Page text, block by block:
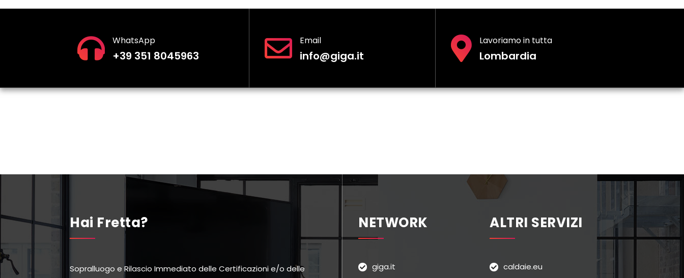
WhatsApp
+39 351 8045963
Email
info@giga.it
Lavoriamo in tutta
Lombardia
Hai Fretta?
Sopralluogo e Rilascio Immediato delle Certificazioni e/o delle
NETWORK
giga.it
ALTRI SERVIZI
caldaie.eu